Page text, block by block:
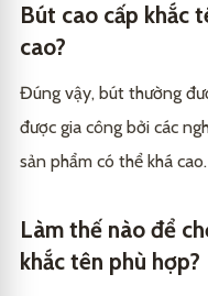
Bút cao cấp khắc
cao?
Đúng vậy, bút thường
được gia công bởi các
sản phẩm có thể khá cao.
Làm thế nào để
khắc tên phù hợp?